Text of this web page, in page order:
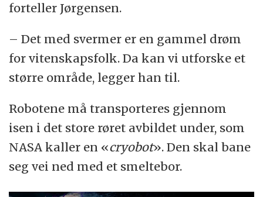
forteller Jørgensen.
– Det med svermer er en gammel drøm
for vitenskapsfolk. Da kan vi utforske et
større område, legger han til.
Robotene må transporteres gjennom
isen i det store røret avbildet under, som
NASA kaller en «cryobot». Den skal bane
seg vei ned med et smeltebor.